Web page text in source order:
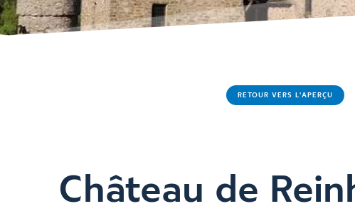
RETOUR VERS L'APERÇU
Château de